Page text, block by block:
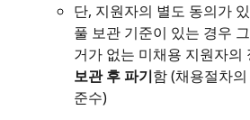
단, 지원자의 별도 동의가
풀 보관 기준이 있는 경우
거가 없는 미채용 지원자의
보관 후 파기함 (채용절차
준수)